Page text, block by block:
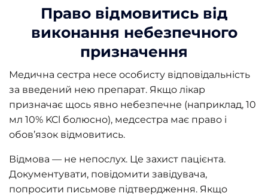
Право відмовитись від
виконання небезпечного
призначення
Медична сестра несе особисту відповідальність
за введений нею препарат. Якщо лікар
призначає щось явно небезпечне (наприклад, 10
мл 10% KCl болюсно), медсестра має право і
обов’язок відмовитись.
Відмова — не непослух. Це захист пацієнта.
Документувати, повідомити завідувача,
попросити письмове підтвердження. Якщо